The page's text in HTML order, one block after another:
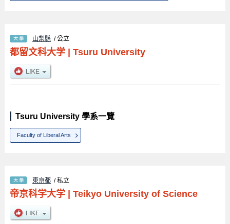
山梨縣 / 公立
都留文科大学| Tsuru University
Tsuru University 學系一覽
Faculty of Liberal Arts
東京都 / 私立
帝京科学大学| Teikyo University of Science